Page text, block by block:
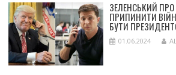
ЗЕЛЕНСЬКИЙ
ПРИПИНИТИ
БУТИ
01.06.2024